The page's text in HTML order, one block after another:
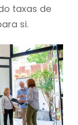
taxas de
si.